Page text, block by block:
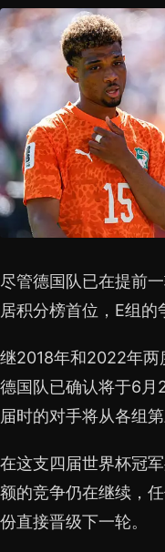
尽管德国队已在提前
居积分榜首位，E组的
继2018年和2022年两
德国队已确认将于6月
届时的对手将从各组
在这支四届世界杯冠
额的竞争仍在继续，
份直接晋级下一轮。